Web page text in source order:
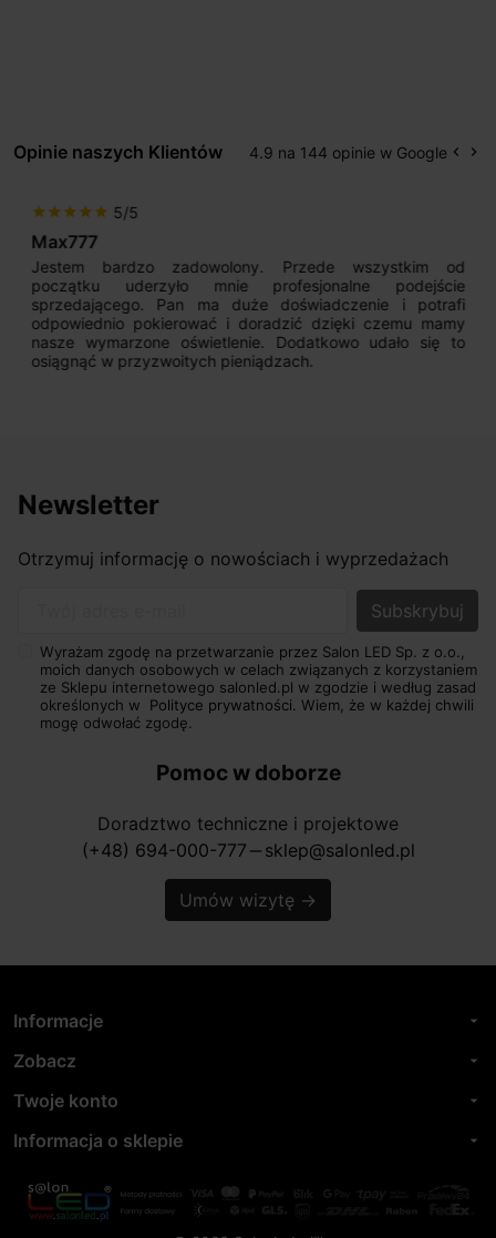
Opinie naszych Klientów 4.9 na 144 opinie w Google keyboard_arrow_left keyboard_arrow_right
star star star star star 5/5
Max777
Jestem bardzo zadowolony. Przede wszystkim od
początku uderzyło mnie profesjonalne podejście
sprzedającego. Pan ma duże doświadczenie i potrafi
odpowiednio pokierować i doradzić dzięki czemu mamy
nasze wymarzone oświetlenie. Dodatkowo udało się to
osiągnąć w przyzwoitych pieniądzach.
Newsletter
Otrzymuj informację o nowościach i wyprzedażach
Wyrażam zgodę na przetwarzanie przez Salon LED Sp. z o.o.,
moich danych osobowych w celach związanych z korzystaniem
ze Sklepu internetowego salonled.pl w zgodzie i według zasad
określonych w Polityce prywatności. Wiem, że w każdej chwili
mogę odwołać zgodę.
Pomoc w doborze
Doradztwo techniczne i projektowe
(+48) 694-000-777 horizontal_rule sklep@salonled.pl
Umów wizytę →
Informacje arrow_drop_down
Zobacz arrow_drop_down
Twoje konto arrow_drop_down
Informacja o sklepie arrow_drop_down